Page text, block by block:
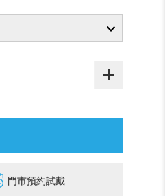
門市預約試戴